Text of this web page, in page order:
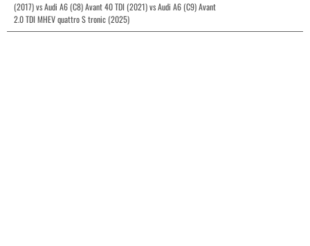
(2017) vs Audi A6 (C8) Avant 40 TDI (2021) vs Audi A6 (C9) Avant
2.0 TDI MHEV quattro S tronic (2025)